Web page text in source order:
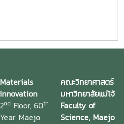
Materials
Innovation
2nd Floor, 60th
Year Maejo
คณะวิทยาศาสตร์
มหาวิทยาลัยแม่โจ้
Faculty of
Science, Maejo